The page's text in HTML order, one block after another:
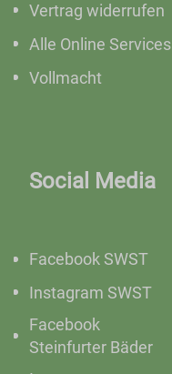
Vertrag widerrufen
Alle Online Services
Vollmacht
Social Media
Facebook SWST
Instagram SWST
Facebook
Steinfurter Bäder